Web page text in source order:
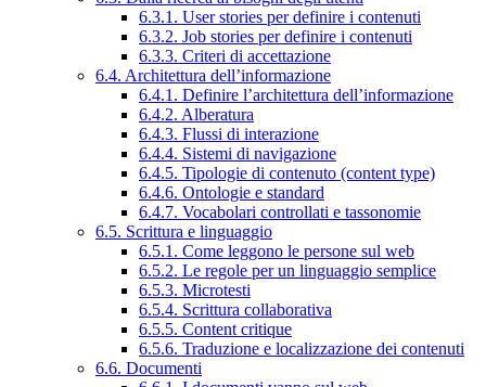
6.3.1. User stories per definire i contenuti
6.3.2. Job stories per definire i contenuti
6.3.3. Criteri di accettazione
6.4. Architettura dell’informazione
6.4.1. Definire l’architettura dell’informazione
6.4.2. Alberatura
6.4.3. Flussi di interazione
6.4.4. Sistemi di navigazione
6.4.5. Tipologie di contenuto (content type)
6.4.6. Ontologie e standard
6.4.7. Vocabolari controllati e tassonomie
6.5. Scrittura e linguaggio
6.5.1. Come leggono le persone sul web
6.5.2. Le regole per un linguaggio semplice
6.5.3. Microtesti
6.5.4. Scrittura collaborativa
6.5.5. Content critique
6.5.6. Traduzione e localizzazione dei contenuti
6.6. Documenti